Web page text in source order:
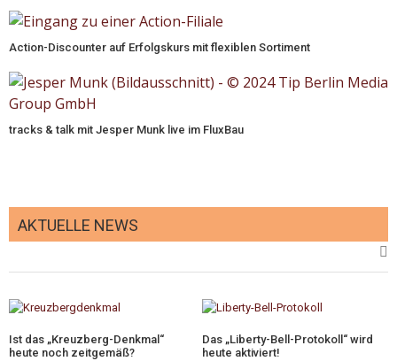
Action-Discounter auf Erfolgskurs mit flexiblen Sortiment
tracks & talk mit Jesper Munk live im FluxBau
AKTUELLE NEWS
Ist das „Kreuzberg-Denkmal“
heute noch zeitgemäß?
Das „Liberty-Bell-Protokoll“ wird
heute aktiviert!